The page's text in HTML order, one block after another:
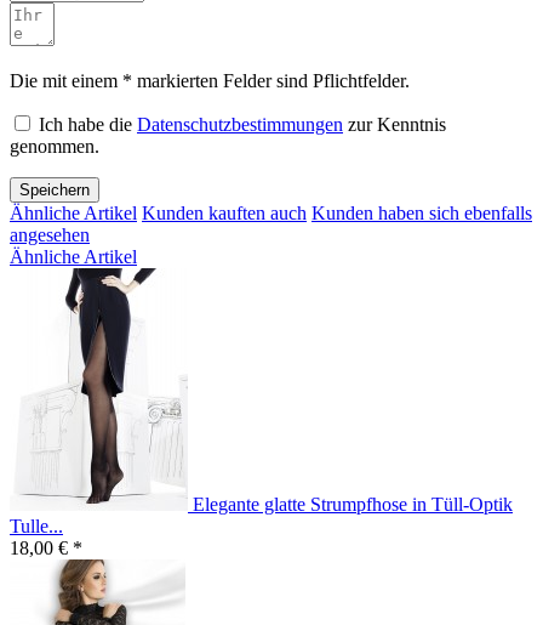
Die mit einem * markierten Felder sind Pflichtfelder.
Ich habe die Datenschutzbestimmungen zur Kenntnis
genommen.
Speichern
Ähnliche Artikel Kunden kauften auch Kunden haben sich ebenfalls
angesehen
Ähnliche Artikel
Elegante glatte Strumpfhose in Tüll-Optik
Tulle...
18,00 € *